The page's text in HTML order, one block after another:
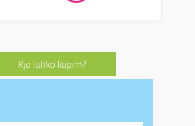
Kje lahko kupim?